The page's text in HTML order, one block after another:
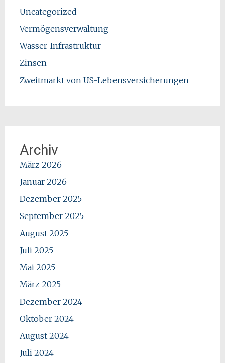
Uncategorized
Vermögensverwaltung
Wasser-Infrastruktur
Zinsen
Zweitmarkt von US-Lebensversicherungen
Archiv
März 2026
Januar 2026
Dezember 2025
September 2025
August 2025
Juli 2025
Mai 2025
März 2025
Dezember 2024
Oktober 2024
August 2024
Juli 2024